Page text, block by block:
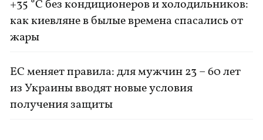
+35 °C без кондиционеров и холодильников:
как киевляне в былые времена спасались от
жары
ЕС меняет правила: для мужчин 23 – 60 лет
из Украины вводят новые условия
получения защиты